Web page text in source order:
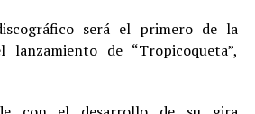
será el primero de la
de “Tropicoqueta”,